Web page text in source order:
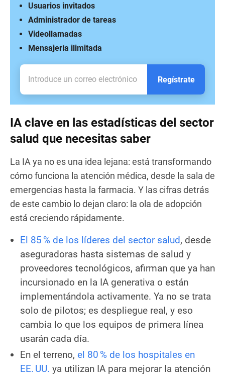
Mensajería ilimitada
Videollamadas
Administrador de tareas
Usuarios invitados
Regístrate
IA clave en las estadísticas del sector
salud que necesitas saber
La IA ya no es una idea lejana: está transformando
cómo funciona la atención médica, desde la sala de
emergencias hasta la farmacia. Y las cifras detrás
de este cambio lo dejan claro: la ola de adopción
está creciendo rápidamente.
El 85 % de los líderes del sector salud, desde
aseguradoras hasta sistemas de salud y
proveedores tecnológicos, afirman que ya han
incursionado en la IA generativa o están
implementándola activamente. Ya no se trata
solo de pilotos; es despliegue real, y eso
cambia lo que los equipos de primera línea
usarán cada día.
En el terreno, el 80 % de los hospitales en
EE. UU. ya utilizan IA para mejorar la atención